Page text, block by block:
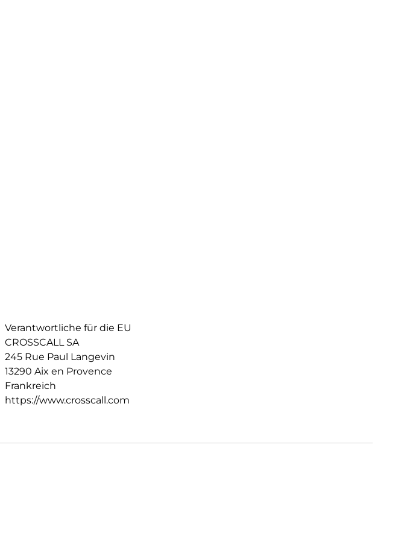
Verantwortliche für die EU
CROSSCALL SA
245 Rue Paul Langevin
13290 Aix en Provence
Frankreich
https://www.crosscall.com